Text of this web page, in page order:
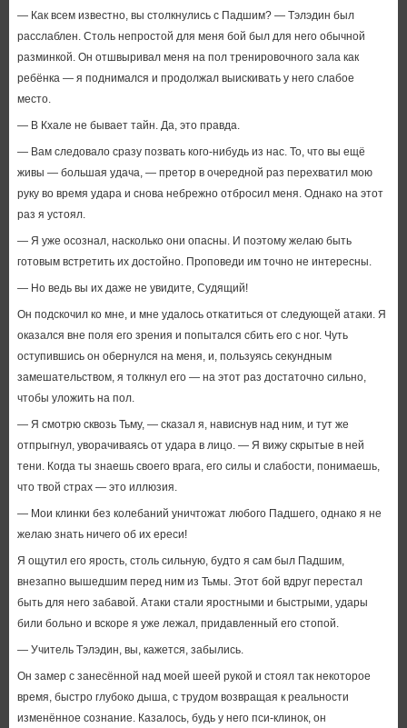
— Как всем известно, вы столкнулись с Падшим? — Тэлэдин был
расслаблен. Столь непростой для меня бой был для него обычной
разминкой. Он отшвыривал меня на пол тренировочного зала как
ребёнка — я поднимался и продолжал выискивать у него слабое
место.
— В Кхале не бывает тайн. Да, это правда.
— Вам следовало сразу позвать кого-нибудь из нас. То, что вы ещё
живы — большая удача, — претор в очередной раз перехватил мою
руку во время удара и снова небрежно отбросил меня. Однако на этот
раз я устоял.
— Я уже осознал, насколько они опасны. И поэтому желаю быть
готовым встретить их достойно. Проповеди им точно не интересны.
— Но ведь вы их даже не увидите, Судящий!
Он подскочил ко мне, и мне удалось откатиться от следующей атаки. Я
оказался вне поля его зрения и попытался сбить его с ног. Чуть
оступившись он обернулся на меня, и, пользуясь секундным
замешательством, я толкнул его — на этот раз достаточно сильно,
чтобы уложить на пол.
— Я смотрю сквозь Тьму, — сказал я, нависнув над ним, и тут же
отпрыгнул, уворачиваясь от удара в лицо. — Я вижу скрытые в ней
тени. Когда ты знаешь своего врага, его силы и слабости, понимаешь,
что твой страх — это иллюзия.
— Мои клинки без колебаний уничтожат любого Падшего, однако я не
желаю знать ничего об их ереси!
Я ощутил его ярость, столь сильную, будто я сам был Падшим,
внезапно вышедшим перед ним из Тьмы. Этот бой вдруг перестал
быть для него забавой. Атаки стали яростными и быстрыми, удары
били больно и вскоре я уже лежал, придавленный его стопой.
— Учитель Тэлэдин, вы, кажется, забылись.
Он замер с занесённой над моей шеей рукой и стоял так некоторое
время, быстро глубоко дыша, с трудом возвращая к реальности
изменённое сознание. Казалось, будь у него пси-клинок, он